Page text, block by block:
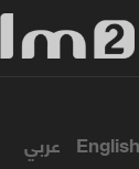
English عربي